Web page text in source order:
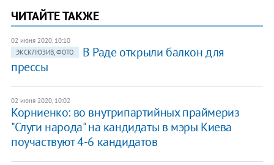
ЧИТАЙТЕ ТАКЖЕ
02 июня 2020, 10:10
ЭКСКЛЮЗИВ, ФОТО
В Раде открыли балкон для
прессы
02 июня 2020, 10:02
Корниенко: во внутрипартийных праймериз
"Слуги народа" на кандидаты в мэры Киева
поучаствуют 4-6 кандидатов